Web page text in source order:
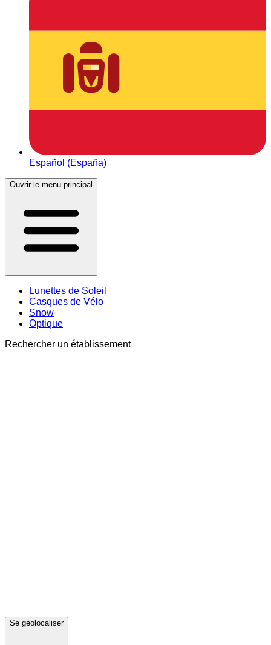
Español (España)
Ouvrir le menu principal
Lunettes de Soleil
Casques de Vélo
Snow
Optique
Rechercher un établissement
Se géolocaliser